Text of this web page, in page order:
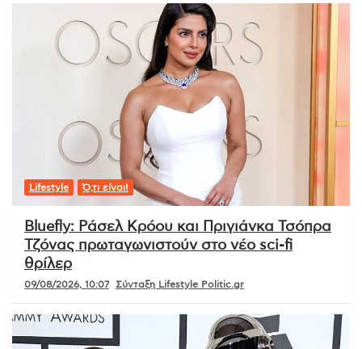
Lifestyle Ό,τι είναι!
Bluefly: Ράσελ Κρόου και Πριγιάνκα Τσόπρα
Τζόνας πρωταγωνιστούν στο νέο sci-fi
θρίλερ
09/08/2026, 10:07 Σύνταξη Lifestyle Politic.gr